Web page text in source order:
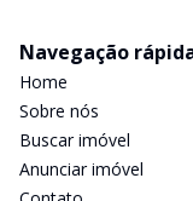
Navegação
Home
Sobre nós
Buscar imóvel
Anunciar imóvel